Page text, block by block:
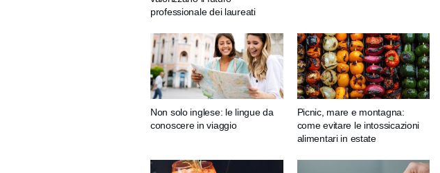
professionale dei laureati
Non solo inglese: le lingue da
conoscere in viaggio
Picnic, mare e montagna:
come evitare le intossicazioni
alimentari in estate